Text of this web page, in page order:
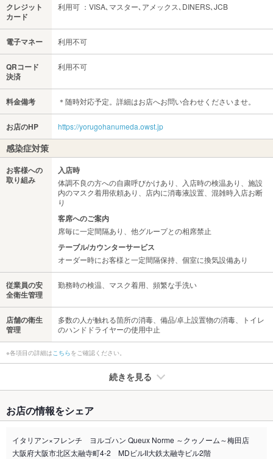
クレジット
カード
利用可 ：VISA､マスター､アメックス､DINERS､JCB
電子マネー 利用不可
QRコード
決済
利用不可
料金備考 ＊随時対応予定。詳細はお店へお問い合わせくださいませ。
お店のHP https://yorugohanumeda.owst.jp
感染症対策
お客様への
取り組み
入店時
体調不良の方への自粛呼びかけあり、入店時の検温あり、施設
内のマスク着用依頼あり、店内に消毒液設置、混雑時入店お断
り
客席へのご案内
席毎に一定間隔あり、他グループとの相席禁止
テーブル/カウンターサービス
オーダー時にお客様と一定間隔保持、個室に換気設備あり
従業員の安
全衛生管理
勤務時の検温、マスク着用、頻繁な手洗い
店舗の衛生
管理
多数の人が触れる箇所の消毒、備品/卓上設置物の消毒、トイレ
のハンドドライヤーの使用中止
※各項目の詳細は こちらをご確認ください。
続きを見る
禁煙・喫煙 全席禁煙
喫煙専用室 あり
お店の情報をシェア
イタリアン×フレンチ ヨルゴハン Queux Norme ～クゥノーム～梅田店
大阪府大阪市北区太融寺町4-2 MDビルII大鉄太融寺ビル2階